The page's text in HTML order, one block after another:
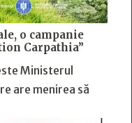
o campanie
Carpathia”
Ministerul
are menirea să